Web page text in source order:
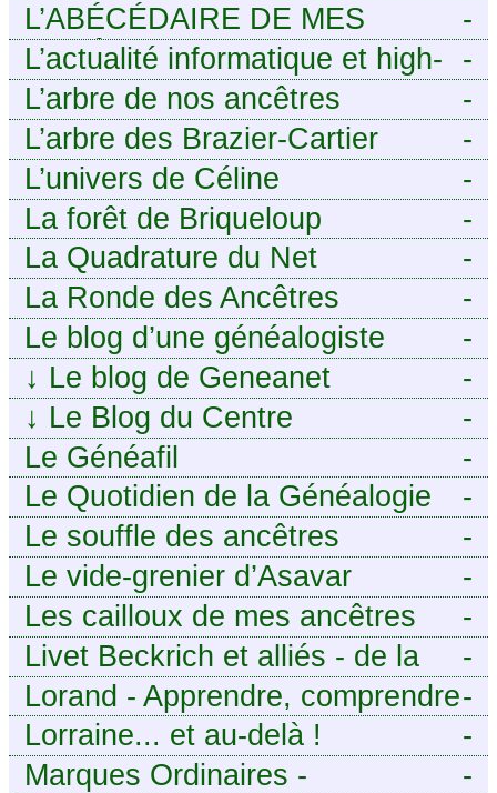
-
L’ABÉCÉDAIRE DE MES
ANCÊTRES – Tout ce que
j’aurais aimé savoir sur ma
famille mais n’ai jamais osé
demander
-
L’actualité informatique et high-
tech pour décideurs IT.
-
L’arbre de nos ancêtres
-
L’arbre des Brazier-Cartier
-
L’univers de Céline
-
La forêt de Briqueloup
-
La Quadrature du Net
-
La Ronde des Ancêtres
-
Le blog d’une généalogiste
-
↓ Le blog de Geneanet
-
↓ Le Blog du Centre
Généalogique de Touraine -
-
Le Généafil
-
Le Quotidien de la Généalogie
-
Le souffle des ancêtres
-
Le vide-grenier d’Asavar
-
Les cailloux de mes ancêtres
-
Livet Beckrich et alliés - de la
généalogie à l’écriture.
-
Lorand - Apprendre, comprendre
et transmettre pour exister.
(Descartes)
-
Lorraine... et au-delà !
-
Marques Ordinaires -